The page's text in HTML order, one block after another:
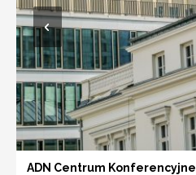
ADN Centrum Konferencyjne